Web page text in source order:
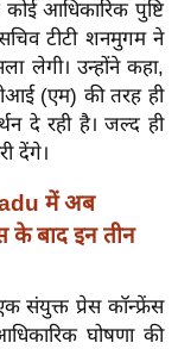
आधिकारिक पुष्टि
टीटी शनमुगम ने
लेगी। उन्होंने कहा,
(एम) की तरह ही
दे रही है। जल्द ही
देंगे।
में अब
के बाद इन तीन
संयुक्त प्रेस कॉन्फ्रेंस
घोषणा की